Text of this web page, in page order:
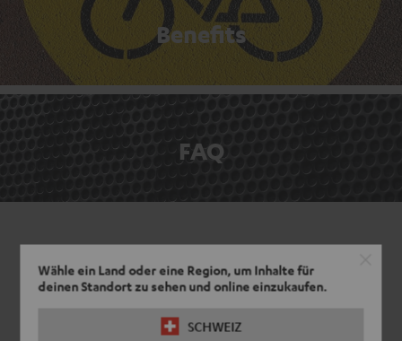
Wähle ein Land oder eine Region, um Inhalte für
deinen Standort zu sehen und online einzukaufen.
SCHWEIZ
Benefits
FAQ